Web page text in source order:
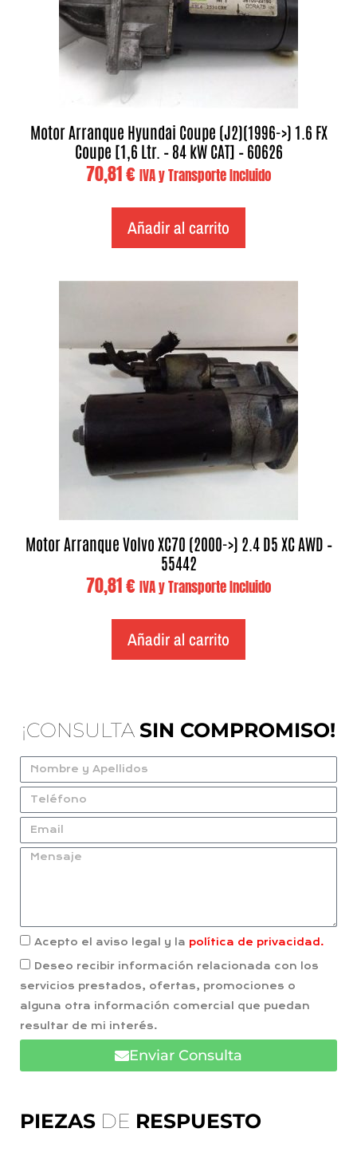
Motor Arranque Hyundai Coupe (J2)(1996->) 1.6 FX
Coupe [1,6 Ltr. – 84 kW CAT] – 60626
70,81€ IVA y Transporte Incluido
Añadir al carrito
Motor Arranque Volvo XC70 (2000->) 2.4 D5 XC AWD –
55442
70,81€ IVA y Transporte Incluido
Añadir al carrito
PIEZAS DE RESPUESTO
¡CONSULTA SIN COMPROMISO!
Acepto el aviso legal y la política de privacidad.
Deseo recibir información relacionada con los
servicios prestados, ofertas, promociones o
alguna otra información comercial que puedan
resultar de mi interés.
Enviar Consulta